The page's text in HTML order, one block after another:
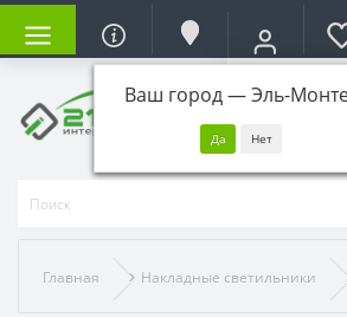
Ваш город —Эль-
Войдите,
Главная Накладные светильники